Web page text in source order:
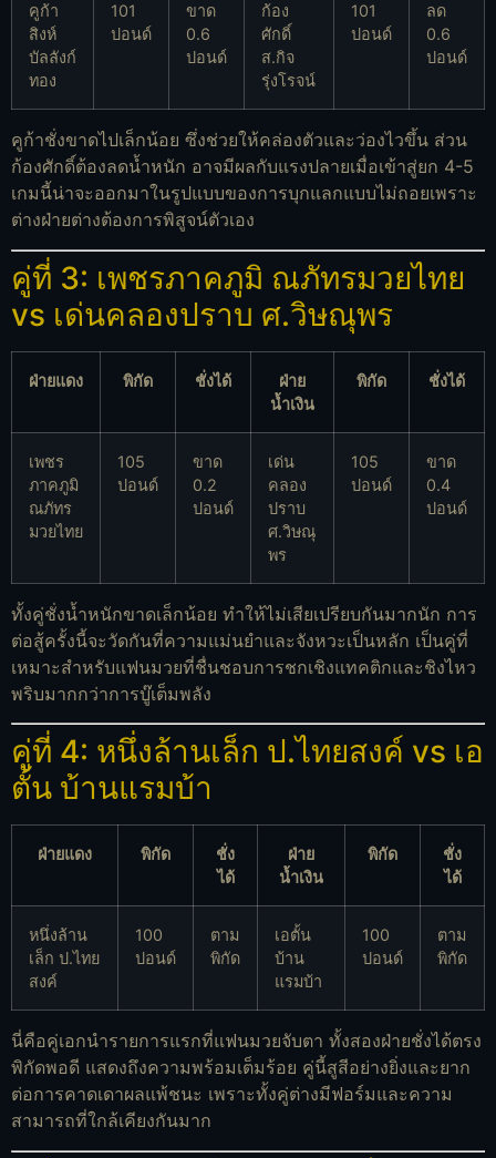
คูก้า
สิงห์
บัลลังก์
ทอง
101
ปอนด์
ขาด
0.6
ปอนด์
ก้อง
ศักดิ์
ส.กิจ
รุ่งโรจน์
101
ปอนด์
ลด
0.6
ปอนด์
คูก้าชั่งขาดไปเล็กน้อย ซึ่งช่วยให้คล่องตัวและว่องไวขึ้น ส่วน
ก้องศักดิ์ต้องลดน้ำหนัก อาจมีผลกับแรงปลายเมื่อเข้าสู่ยก 4-5
เกมนี้น่าจะออกมาในรูปแบบของการบุกแลกแบบไม่ถอยเพราะ
ต่างฝ่ายต่างต้องการพิสูจน์ตัวเอง
คู่ที่ 3: เพชรภาคภูมิ ณภัทรมวยไทย
vs เด่นคลองปราบ ศ.วิษณุพร
ฝ่ายแดง พิกัด ชั่งได้
ฝ่าย
น้ำเงิน
พิกัด ชั่งได้
เพชร
ภาคภูมิ
ณภัทร
มวยไทย
105
ปอนด์
ขาด
0.2
ปอนด์
เด่น
คลอง
ปราบ
ศ.วิษณุ
พร
105
ปอนด์
ขาด
0.4
ปอนด์
ทั้งคู่ชั่งน้ำหนักขาดเล็กน้อย ทำให้ไม่เสียเปรียบกันมากนัก การ
ต่อสู้ครั้งนี้จะวัดกันที่ความแม่นยำและจังหวะเป็นหลัก เป็นคู่ที่
เหมาะสำหรับแฟนมวยที่ชื่นชอบการชกเชิงแทคติกและชิงไหว
พริบมากกว่าการบู๊เต็มพลัง
คู่ที่ 4: หนึ่งล้านเล็ก ป.ไทยสงค์ vs เอ
ตั้น บ้านแรมบ้า
ฝ่ายแดง พิกัด
ชั่ง
ได้
ฝ่าย
น้ำเงิน
พิกัด
ชั่ง
ได้
หนึ่งล้าน
เล็ก ป.ไทย
สงค์
100
ปอนด์
ตาม
พิกัด
เอตั้น
บ้าน
แรมบ้า
100
ปอนด์
ตาม
พิกัด
นี่คือคู่เอกนำรายการแรกที่แฟนมวยจับตา ทั้งสองฝ่ายชั่งได้ตรง
พิกัดพอดี แสดงถึงความพร้อมเต็มร้อย คู่นี้สูสีอย่างยิ่งและยาก
ต่อการคาดเดาผลแพ้ชนะ เพราะทั้งคู่ต่างมีฟอร์มและความ
สามารถที่ใกล้เคียงกันมาก